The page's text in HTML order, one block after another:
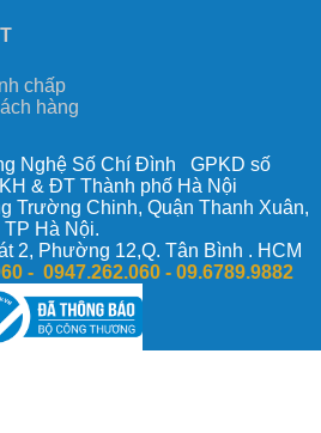
chấp
hàng
Nghệ Số Chí Đình GPKD số
& ĐT Thành phố Hà Nội
Trường Chinh, Quận Thanh Xuân,
TP Hà Nội.
2, Phường 12,Q. Tân Bình . HCM
- 0947.262.060 -09.6789.9882